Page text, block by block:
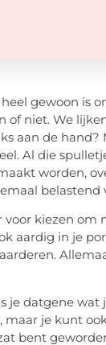
gewoon is
niet. We
aan de
Al die
worden,
belastend
kiezen
aardig in je
je datgene
je kunt
bent